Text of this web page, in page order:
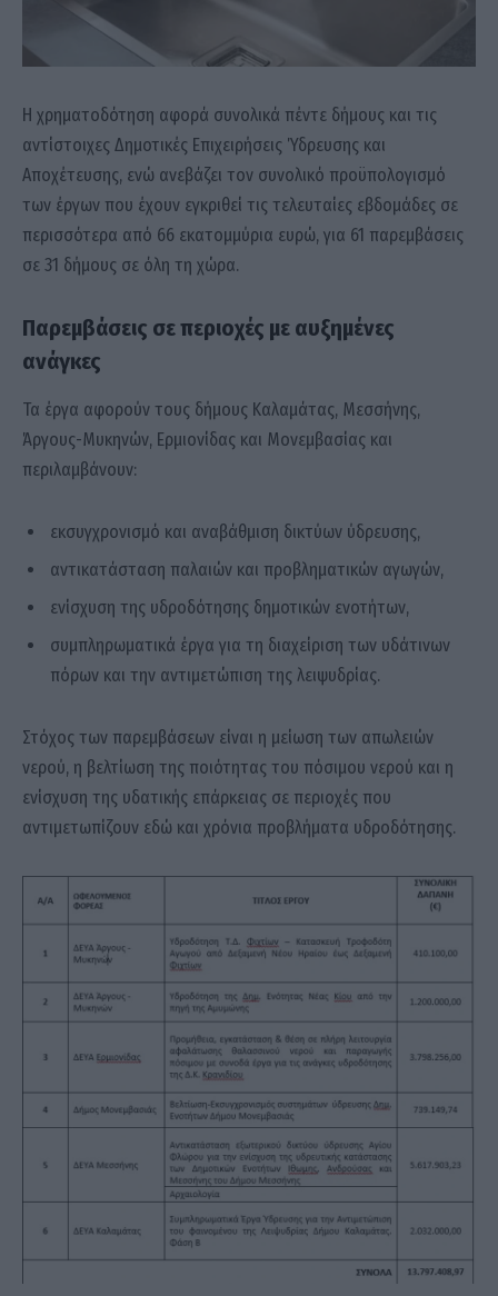
Η χρηματοδότηση αφορά συνολικά πέντε δήμους και τις
αντίστοιχες Δημοτικές Επιχειρήσεις Ύδρευσης και
Αποχέτευσης, ενώ ανεβάζει τον συνολικό προϋπολογισμό
των έργων που έχουν εγκριθεί τις τελευταίες εβδομάδες σε
περισσότερα από 66 εκατομμύρια ευρώ, για 61 παρεμβάσεις
σε 31 δήμους σε όλη τη χώρα.
Παρεμβάσεις σε περιοχές με αυξημένες
ανάγκες
Τα έργα αφορούν τους δήμους Καλαμάτας, Μεσσήνης,
Άργους-Μυκηνών, Ερμιονίδας και Μονεμβασίας και
περιλαμβάνουν:
εκσυγχρονισμό και αναβάθμιση δικτύων ύδρευσης,
αντικατάσταση παλαιών και προβληματικών αγωγών,
ενίσχυση της υδροδότησης δημοτικών ενοτήτων,
συμπληρωματικά έργα για τη διαχείριση των υδάτινων
πόρων και την αντιμετώπιση της λειψυδρίας.
Στόχος των παρεμβάσεων είναι η μείωση των απωλειών
νερού, η βελτίωση της ποιότητας του πόσιμου νερού και η
ενίσχυση της υδατικής επάρκειας σε περιοχές που
αντιμετωπίζουν εδώ και χρόνια προβλήματα υδροδότησης.